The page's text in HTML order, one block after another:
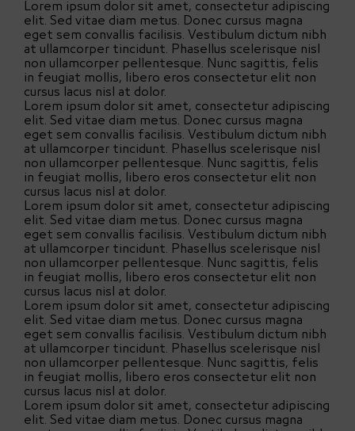
Lorem ipsum dolor sit amet, consectetur adipiscing
elit. Sed vitae diam metus. Donec cursus magna
eget sem convallis facilisis. Vestibulum dictum nibh
at ullamcorper tincidunt. Phasellus scelerisque nisl
non ullamcorper pellentesque. Nunc sagittis, felis
in feugiat mollis, libero eros consectetur elit non
cursus lacus nisl at dolor.
Lorem ipsum dolor sit amet, consectetur adipiscing
elit. Sed vitae diam metus. Donec cursus magna
eget sem convallis facilisis. Vestibulum dictum nibh
at ullamcorper tincidunt. Phasellus scelerisque nisl
non ullamcorper pellentesque. Nunc sagittis, felis
in feugiat mollis, libero eros consectetur elit non
cursus lacus nisl at dolor.
Lorem ipsum dolor sit amet, consectetur adipiscing
elit. Sed vitae diam metus. Donec cursus magna
eget sem convallis facilisis. Vestibulum dictum nibh
at ullamcorper tincidunt. Phasellus scelerisque nisl
non ullamcorper pellentesque. Nunc sagittis, felis
in feugiat mollis, libero eros consectetur elit non
cursus lacus nisl at dolor.
Lorem ipsum dolor sit amet, consectetur adipiscing
elit. Sed vitae diam metus. Donec cursus magna
eget sem convallis facilisis. Vestibulum dictum nibh
at ullamcorper tincidunt. Phasellus scelerisque nisl
non ullamcorper pellentesque. Nunc sagittis, felis
in feugiat mollis, libero eros consectetur elit non
cursus lacus nisl at dolor.
Lorem ipsum dolor sit amet, consectetur adipiscing
elit. Sed vitae diam metus. Donec cursus magna